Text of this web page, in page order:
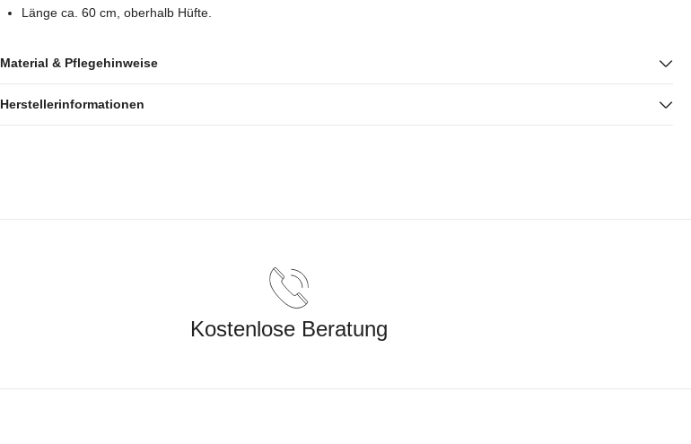
Länge ca. 60 cm, oberhalb Hüfte.
Material & Pflegehinweise
Herstellerinformationen
Kostenlose Beratung